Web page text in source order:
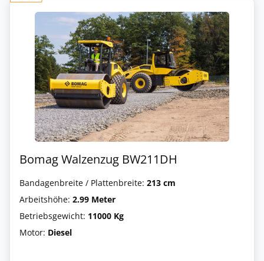
Bomag Walzenzug BW211DH
Bandagenbreite / Plattenbreite: 213 cm
Arbeitshöhe: 2.99 Meter
Betriebsgewicht: 11000 Kg
Motor: Diesel